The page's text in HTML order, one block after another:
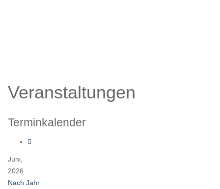
Veranstaltungen
Terminkalender
Juni,
2026
Nach Jahr